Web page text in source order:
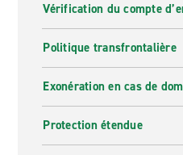
Vérification du compte
Politique transfrontalière
Exonération en cas de
Protection étendue